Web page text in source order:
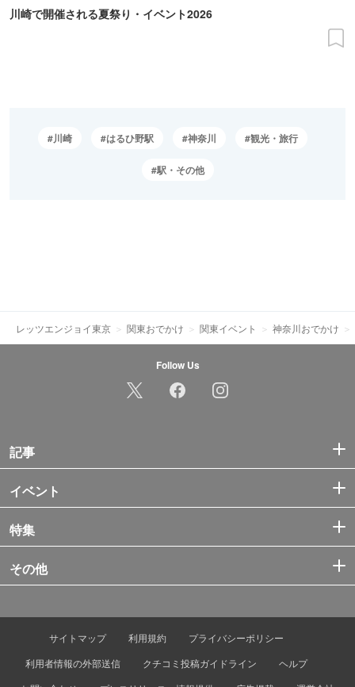
川崎で開催される夏祭り・イベント2026
川崎 はるひ野駅 神奈川 観光・旅行
駅・その他
レッツエンジョイ東京 関東おでかけ 関東イベント 神奈川おでかけ
Follow Us
記事
イベント
特集
その他
サイトマップ 利用規約
プライバシーポリシー
利用者情報の外部送信
クチコミ投稿ガイドライン
ヘルプ